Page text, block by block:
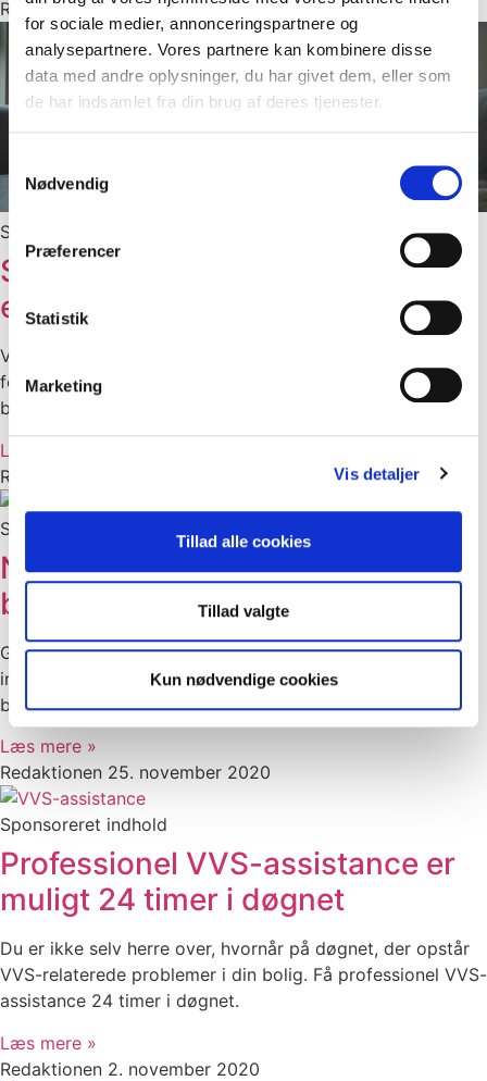
for sociale medier, annonceringspartnere og
analysepartnere. Vores partnere kan kombinere disse
data med andre oplysninger, du har givet dem, eller som
de har indsamlet fra din brug af deres tjenester.
Nødvendig
Præferencer
Statistik
Marketing
Vis detaljer
Tillad alle cookies
Tillad valgte
Kun nødvendige cookies
Redaktionen 18. januar 2021
Sponsoreret indhold
Sådan sikre du at hele din bolig
er varmet godt op
Vi kender allesammen det med at der kan være lidt
fodkoldt i dit hus. Læs her om: Sådan sikre du at hele din
bolig er varmet godt op…
Læs mere »
Redaktionen
Sponsoreret indhold
Når du skal indrette dit nye
badeværelse
Går du og drømmer om et ny badeværelse? Når du skal
indrette dit nye badeværelse er rart med inspiration og
boligdesign. Her finder du inspiration og..
Læs mere »
Redaktionen 25. november 2020
Sponsoreret indhold
Professionel VVS-assistance er
muligt 24 timer i døgnet
Du er ikke selv herre over, hvornår på døgnet, der opstår
VVS-relaterede problemer i din bolig. Få professionel VVS-
assistance 24 timer i døgnet.
Læs mere »
Redaktionen 2. november 2020